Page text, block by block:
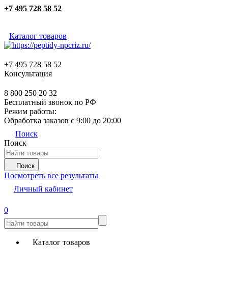
+7 495 728 58 52
Каталог товаров
+7 495 728 58 52
Консультация
8 800 250 20 32
Бесплатный звонок по РФ
Режим работы:
Обработка заказов с 9:00 до 20:00
Поиск
Поиск
Поиск
Посмотреть все результаты
Личный кабинет
0
Каталог товаров